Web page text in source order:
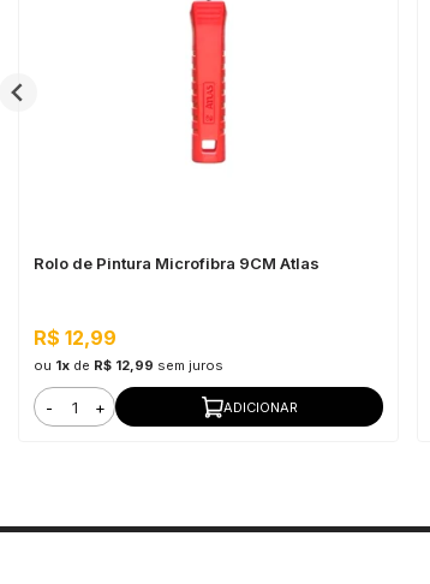
Rolo de Pintura Microfibra 9CM Atlas
R$ 12,99
ou 1x de R$ 12,99 sem juros
- + ADICIONAR